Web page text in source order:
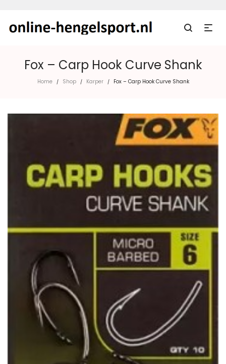
Fox – Carp Hook Curve Shank
Home / Shop / Karper / Fox – Carp Hook Curve Shank